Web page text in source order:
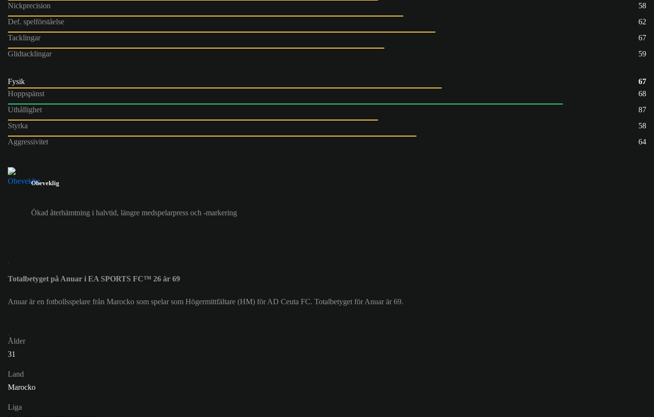
Nickprecision
58
Def. spelförståelse
62
Tacklingar
67
Glidtacklingar
59
Fysik
67
Hoppspänst
68
Uthållighet
87
Styrka
58
Aggressivitet
64
Obeveklig
Ökad återhämtning i halvtid, längre medspelarpress och -markering
Totalbetyget på Anuar i EA SPORTS FC™ 26 är 69
Anuar är en fotbollsspelare från Marocko som spelar som Högermittfältare (HM) för AD Ceuta FC. Totalbetyget för Anuar är 69.
Ålder
31
Land
Marocko
Liga